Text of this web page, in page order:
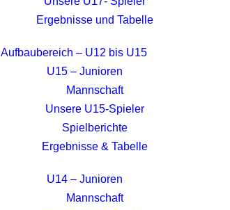
Ergebnisse und Tabelle
Aufbaubereich – U12 bis U15
U15 – Junioren
Mannschaft
Unsere U15-Spieler
Spielberichte
Ergebnisse & Tabelle
U14 – Junioren
Mannschaft